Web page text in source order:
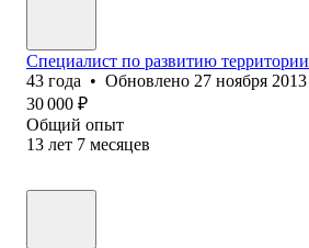
Специалист по развитию территории
43 года • Обновлено 27 ноября 2013
30 000 ₽
Общий опыт
13 лет 7 месяцев